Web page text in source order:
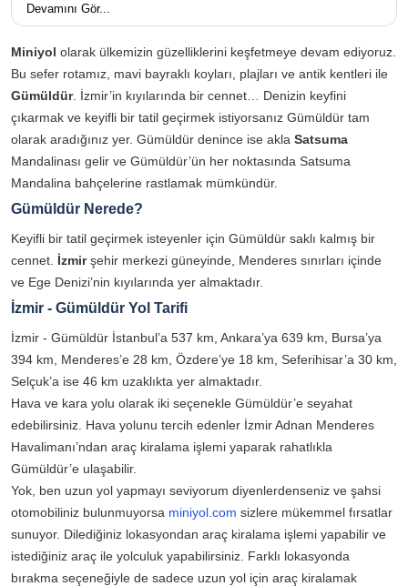
Devamını Gör...
Miniyol olarak ülkemizin güzelliklerini keşfetmeye devam ediyoruz.
Bu sefer rotamız, mavi bayraklı koyları, plajları ve antik kentleri ile
Gümüldür. İzmir’in kıyılarında bir cennet… Denizin keyfini
çıkarmak ve keyifli bir tatil geçirmek istiyorsanız Gümüldür tam
olarak aradığınız yer. Gümüldür denince ise akla Satsuma
Mandalinası gelir ve Gümüldür’ün her noktasında Satsuma
Mandalina bahçelerine rastlamak mümkündür.
Gümüldür Nerede?
Keyifli bir tatil geçirmek isteyenler için Gümüldür saklı kalmış bir
cennet. İzmirşehir merkezi güneyinde, Menderes sınırları içinde
ve Ege Denizi’nin kıyılarında yer almaktadır.
İzmir - Gümüldür Yol Tarifi
İzmir - Gümüldür İstanbul’a 537 km, Ankara’ya 639 km, Bursa’ya
394 km, Menderes’e 28 km, Özdere’ye 18 km, Seferihisar’a 30 km,
Selçuk’a ise 46 km uzaklıkta yer almaktadır.
Hava ve kara yolu olarak iki seçenekle Gümüldür’e seyahat
edebilirsiniz. Hava yolunu tercih edenler İzmir Adnan Menderes
Havalimanı’ndan araç kiralama işlemi yaparak rahatlıkla
Gümüldür’e ulaşabilir.
Yok, ben uzun yol yapmayı seviyorum diyenlerdenseniz ve şahsi
otomobiliniz bulunmuyorsa miniyol.com sizlere mükemmel fırsatlar
sunuyor. Dilediğiniz lokasyondan araç kiralama işlemi yapabilir ve
istediğiniz araç ile yolculuk yapabilirsiniz. Farklı lokasyonda
bırakma seçeneğiyle de sadece uzun yol için araç kiralamak